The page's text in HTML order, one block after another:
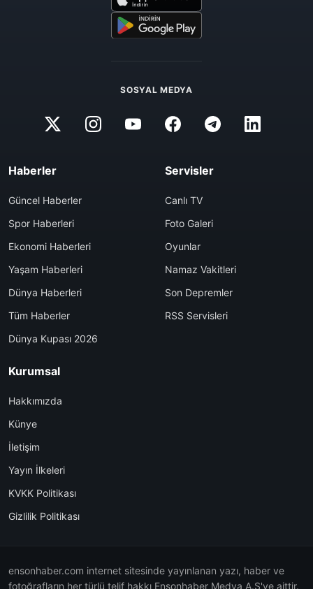
SOSYAL MEDYA
Haberler
Güncel Haberler
Spor Haberleri
Ekonomi Haberleri
Yaşam Haberleri
Dünya Haberleri
Tüm Haberler
Dünya Kupası 2026
Servisler
Canlı TV
Foto Galeri
Oyunlar
Namaz Vakitleri
Son Depremler
RSS Servisleri
Kurumsal
Hakkımızda
Künye
İletişim
Yayın İlkeleri
KVKK Politikası
Gizlilik Politikası
ensonhaber.com internet sitesinde yayınlanan yazı, haber ve
fotoğrafların her türlü telif hakkı Ensonhaber Medya A.Ş'ye aittir.